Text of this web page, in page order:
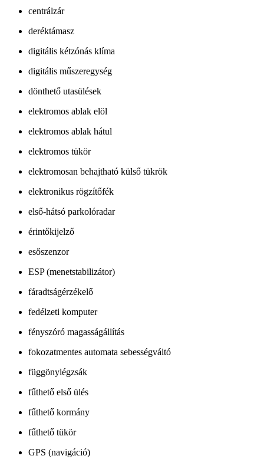
centrálzár
deréktámasz
digitális kétzónás klíma
digitális műszeregység
dönthető utasülések
elektromos ablak elöl
elektromos ablak hátul
elektromos tükör
elektromosan behajtható külső tükrök
elektronikus rögzítőfék
első-hátsó parkolóradar
érintőkijelző
esőszenzor
ESP (menetstabilizátor)
fáradtságérzékelő
fedélzeti komputer
fényszóró magasságállítás
fokozatmentes automata sebességváltó
függönylégzsák
fűthető első ülés
fűthető kormány
fűthető tükör
GPS (navigáció)